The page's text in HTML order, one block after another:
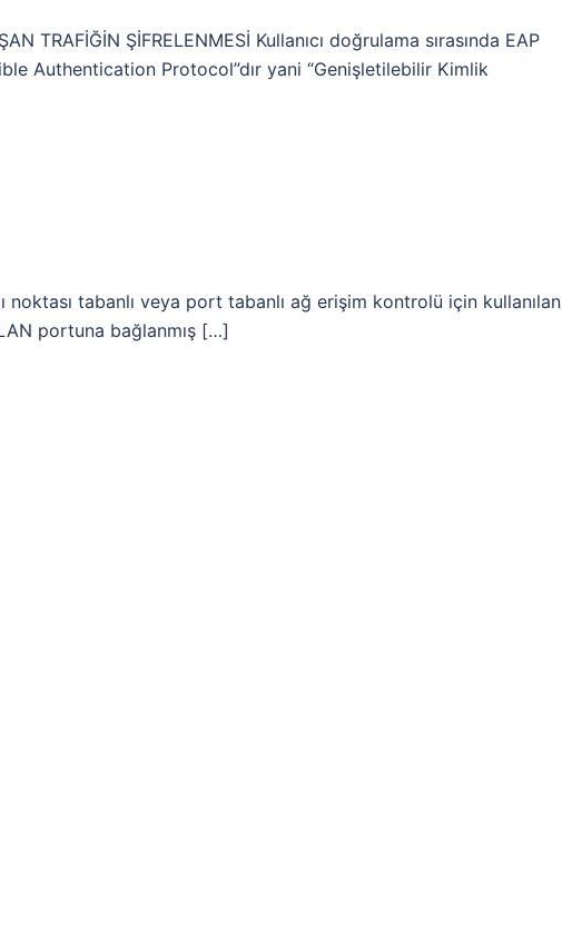
TRAFİĞİN ŞİFRELENMESİ Kullanıcı doğrulama sırasında EAP
Authentication Protocol”dır yani “Genişletilebilir Kimlik
noktası tabanlı veya port tabanlı ağ erişim kontrolü için kullanılan
portuna bağlanmış […]